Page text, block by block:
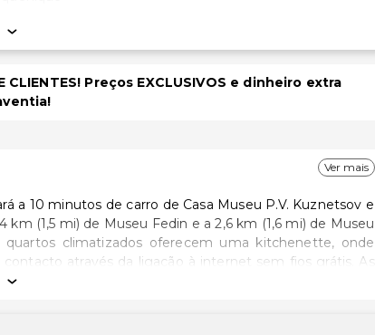
o aeroporto
Serviço de lavanderia
CLIENTES! Preços EXCLUSIVOS e dinheiro extra
Ver mais
a 10 minutos de carro de Casa Museu P.V. Kuznetsov e
quartos climatizados oferecem uma kitchenette, onde
através da ligação à internet sem fios grátis. As
de cortinas/cortinados opacos. A limpeza dos quartos